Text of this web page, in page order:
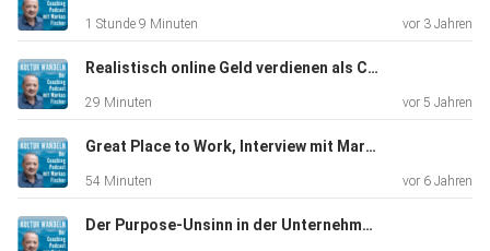
1 Stunde 9 Minuten vor 3 Jahren
Realistisch online Geld verdienen als Coach, Trainer und Berater
29 Minuten vor 5 Jahren
Great Place to Work, Interview mit Martin Bucher, Unternehmer
54 Minuten vor 6 Jahren
Der Purpose-Unsinn in der Unternehmensberatung